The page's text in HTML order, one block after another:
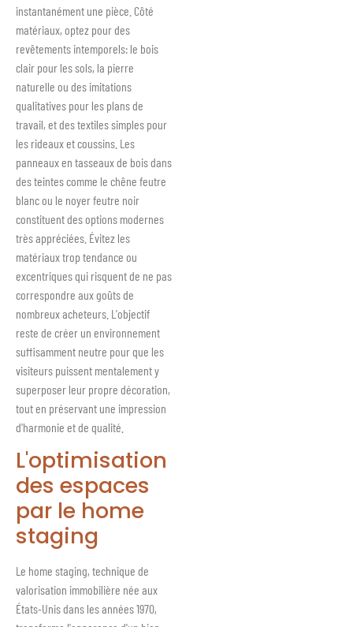
instantanément une pièce. Côté
matériaux, optez pour des
revêtements intemporels: le bois
clair pour les sols, la pierre
naturelle ou des imitations
qualitatives pour les plans de
travail, et des textiles simples pour
les rideaux et coussins. Les
panneaux en tasseaux de bois dans
des teintes comme le chêne feutre
blanc ou le noyer feutre noir
constituent des options modernes
très appréciées. Évitez les
matériaux trop tendance ou
excentriques qui risquent de ne pas
correspondre aux goûts de
nombreux acheteurs. L'objectif
reste de créer un environnement
suffisamment neutre pour que les
visiteurs puissent mentalement y
superposer leur propre décoration,
tout en préservant une impression
d'harmonie et de qualité.
L'optimisation
des espaces
par le home
staging
Le home staging, technique de
valorisation immobilière née aux
États-Unis dans les années 1970,